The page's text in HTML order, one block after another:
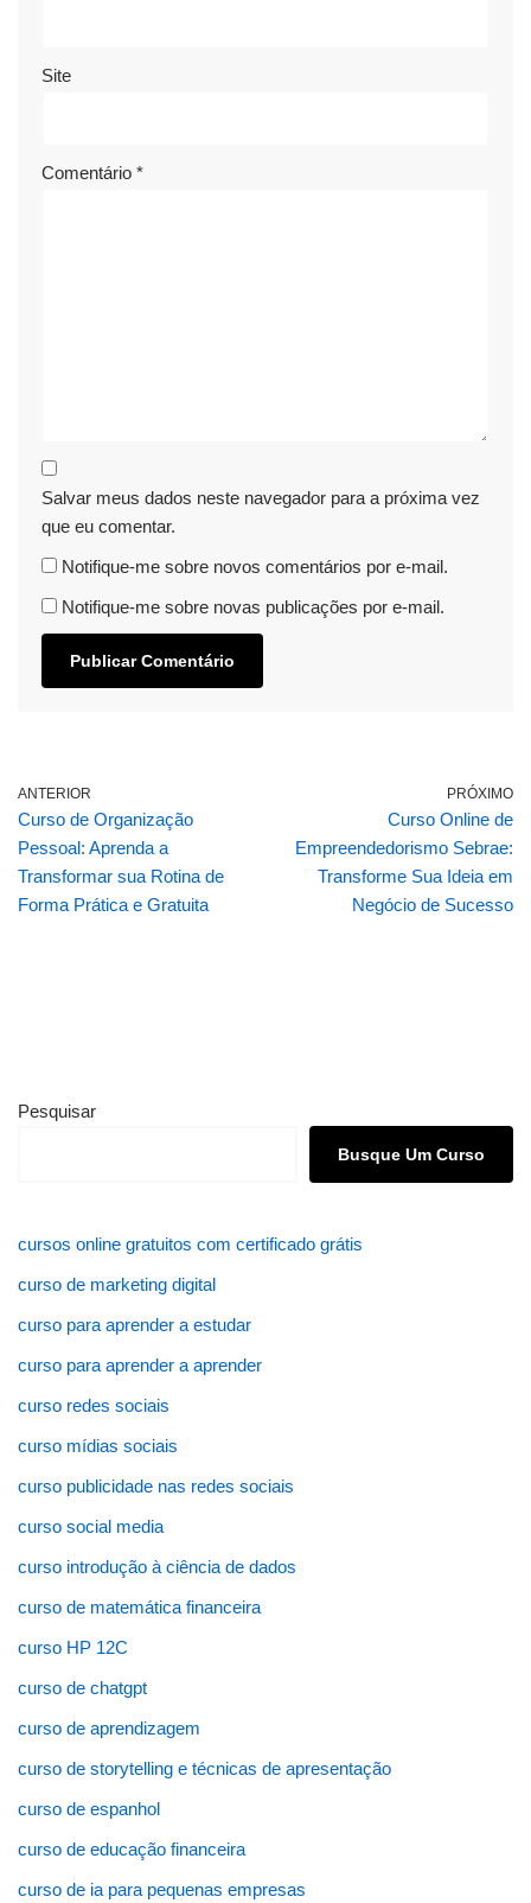
Site
Comentário *
Salvar meus dados neste navegador para a próxima vez
que eu comentar.
Notifique-me sobre novos comentários por e-mail.
Notifique-me sobre novas publicações por e-mail.
ANTERIOR
Curso de Organização
Pessoal: Aprenda a
Transformar sua Rotina de
Forma Prática e Gratuita
PRÓXIMO
Curso Online de
Empreendedorismo Sebrae:
Transforme Sua Ideia em
Negócio de Sucesso
Pesquisar
Busque Um Curso
cursos online gratuitos com certificado grátis
curso de marketing digital
curso para aprender a estudar
curso para aprender a aprender
curso redes sociais
curso mídias sociais
curso publicidade nas redes sociais
curso social media
curso introdução à ciência de dados
curso de matemática financeira
curso HP 12C
curso de chatgpt
curso de aprendizagem
curso de storytelling e técnicas de apresentação
curso de espanhol
curso de educação financeira
curso de ia para pequenas empresas